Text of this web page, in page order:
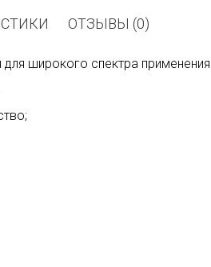
ОТЗЫВЫ (0)
широкого спектра